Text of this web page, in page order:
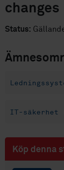
changes
Status:
IT-säkerhet
Köp denna